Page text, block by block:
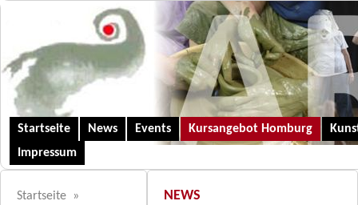
Startseite News Events Kursangebot Homburg
Impressum
Startseite
»
NEWS